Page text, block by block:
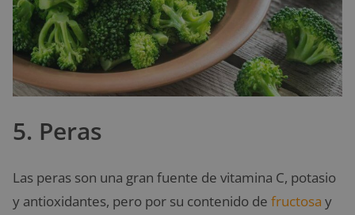
5. Peras
Las peras son una gran fuente de vitamina C, potasio
y antioxidantes, pero por su contenido de fructosa y